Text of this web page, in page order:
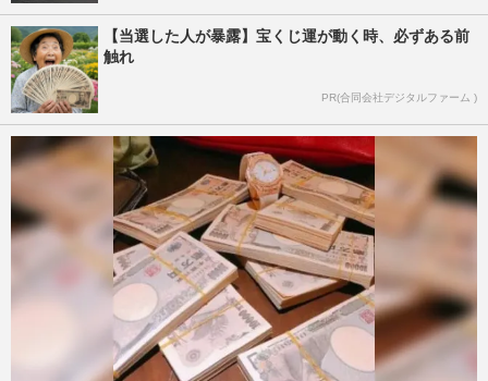
【当選した人が暴露】宝くじ運が動く時、必ずある前
触れ
PR(合同会社デジタルファーム )